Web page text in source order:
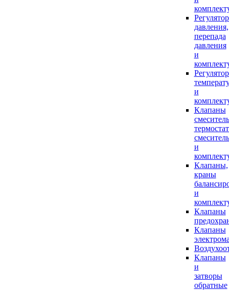
давления,
перепада
давления
и
и
Клапаны
и
Клапаны,
краны
и
Клапаны
Клапаны
Клапаны
и
затворы
обратные